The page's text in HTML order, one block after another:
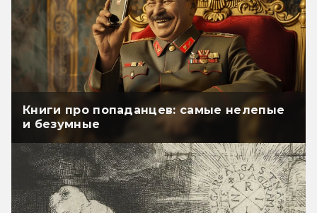
Книги про попаданцев: самые нелепые
и безумные